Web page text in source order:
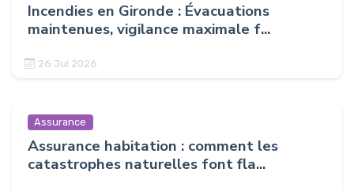
Incendies en Gironde : Évacuations
maintenues, vigilance maximale f...
26 Jul 2026
Assurance
Assurance habitation : comment les
catastrophes naturelles font fla...